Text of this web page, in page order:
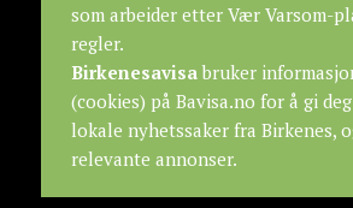
som arbeider etter Vær Varsom-
regler.
Birkenesavisabruker
(cookies) på Bavisa.no for å gi
lokale nyhetssaker fra Birkenes,
relevante annonser.